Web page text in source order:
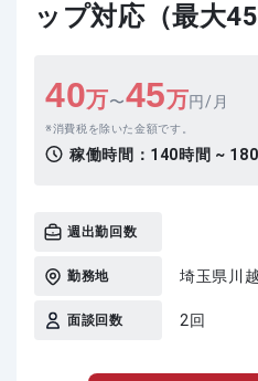
ップ対応（最大
40万〜45万円/月
消費税を除いた金額です。
稼働時間： 140時間 ~
週出勤回数
勤務地 埼玉県川
面談回数 2回